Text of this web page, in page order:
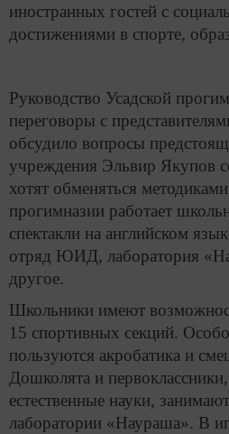
иностранных гостей с
достижениями в спорте,
Руководство Усадской
переговоры с
обсудило вопросы
учреждения Эльвир Якупов
хотят обменяться
прогимназии работает
спектакли на английском
отряд ЮИД, лаборатория
другое.
Школьники имеют
15 спортивных секций.
пользуются акробатика и
Дошколята и
естественные науки,
лаборатории «Наураша». В